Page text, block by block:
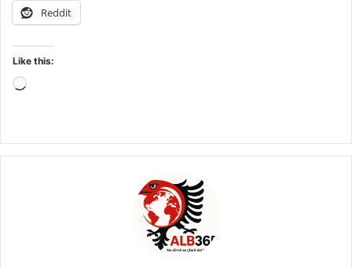
Reddit
Like this:
Loading…